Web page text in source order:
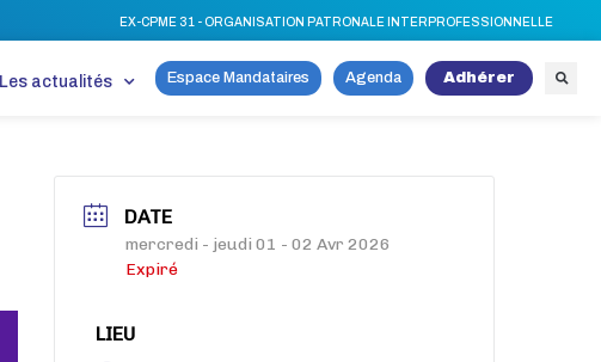
EX-CPME 31 - ORGANISATION PATRONALE INTERPROFESSIONNELLE
Les actualités Espace Mandataires Agenda Adhérer
DATE
mercredi - jeudi 01 - 02 Avr 2026
Expiré
LIEU